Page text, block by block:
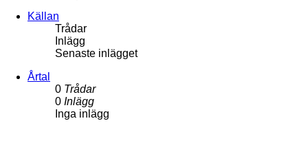
Källan
Trådar
Inlägg
Senaste inlägget
Årtal
0 Trådar
0 Inlägg
Inga inlägg